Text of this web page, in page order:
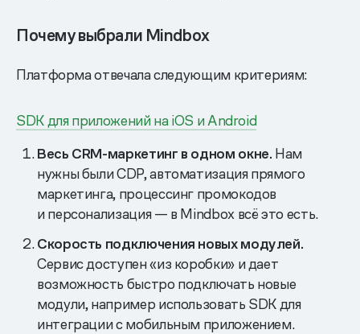
Почему выбрали Mindbox
Платформа отвечала следующим критериям:
SDK для приложений на iOS и Android
Весь CRM-маркетинг в одном окне. Нам
нужны были CDP, автоматизация прямого
маркетинга, процессинг промокодов
и персонализация — в Mindbox всё это есть.
Скорость подключения новых модулей.
Сервис доступен «из коробки» и дает
возможность быстро подключать новые
модули, например использовать SDK для
интеграции с мобильным приложением.